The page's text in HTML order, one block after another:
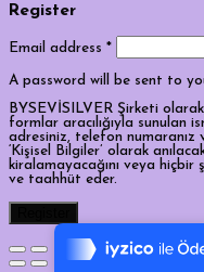
7/24 Canlı
%100
Register
Email address *
A password will be sent to
BYSEVİSILVER Şirketi
formlar aracılığıyla sunulan
adresiniz, telefon numaranız
‘Kişisel Bilgiler’ olarak
kiralamayacağını veya hiçbir
ve taahhüt eder.